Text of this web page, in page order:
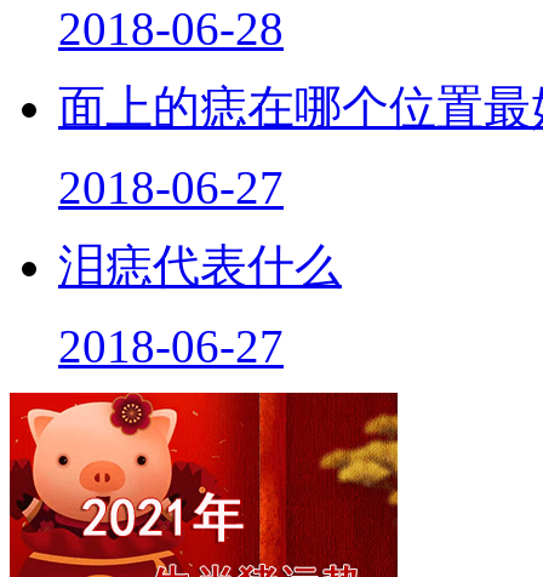
2018-06-28
面上的痣在哪个位置最
2018-06-27
泪痣代表什么
2018-06-27